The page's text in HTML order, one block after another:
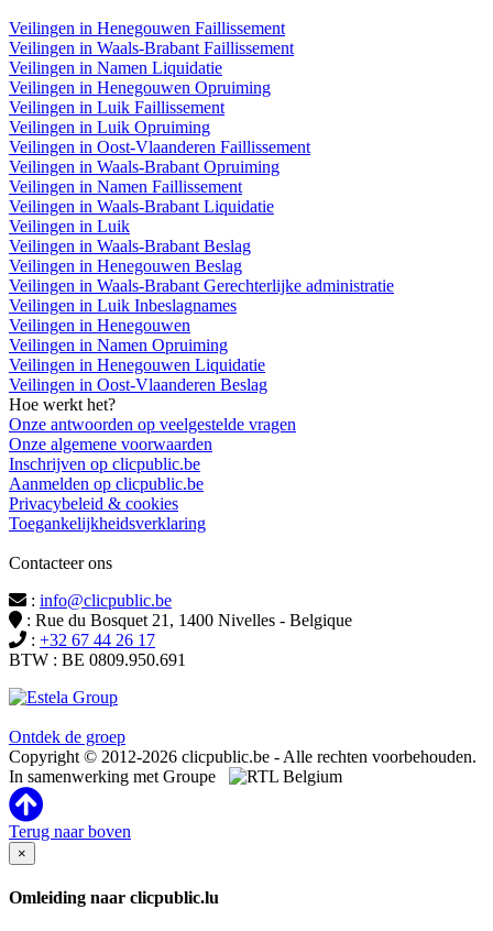
Veilingen in Henegouwen Faillissement
Veilingen in Waals-Brabant Faillissement
Veilingen in Namen Liquidatie
Veilingen in Henegouwen Opruiming
Veilingen in Luik Faillissement
Veilingen in Luik Opruiming
Veilingen in Oost-Vlaanderen Faillissement
Veilingen in Waals-Brabant Opruiming
Veilingen in Namen Faillissement
Veilingen in Waals-Brabant Liquidatie
Veilingen in Luik
Veilingen in Waals-Brabant Beslag
Veilingen in Henegouwen Beslag
Veilingen in Waals-Brabant Gerechterlijke administratie
Veilingen in Luik Inbeslagnames
Veilingen in Henegouwen
Veilingen in Namen Opruiming
Veilingen in Henegouwen Liquidatie
Veilingen in Oost-Vlaanderen Beslag
Hoe werkt het?
Onze antwoorden op veelgestelde vragen
Onze algemene voorwaarden
Inschrijven op clicpublic.be
Aanmelden op clicpublic.be
Privacybeleid & cookies
Toegankelijkheidsverklaring
Contacteer ons
: info@clicpublic.be
: Rue du Bosquet 21, 1400 Nivelles - Belgique
: +32 67 44 26 17
BTW : BE 0809.950.691
Ontdek de groep
Copyright © 2012-2026 clicpublic.be - Alle rechten voorbehouden.
In samenwerking met Groupe
Terug naar boven
×
Omleiding naar clicpublic.lu